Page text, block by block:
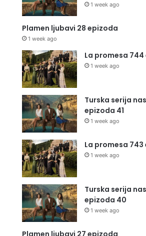
1 week ago
Plamen ljubavi 28 epizoda
1 week ago
La promesa
1 week ago
Turska serija
epizoda 41
1 week ago
La promesa
1 week ago
Turska serija
epizoda 40
1 week ago
Plamen ljubavi 27 epizoda